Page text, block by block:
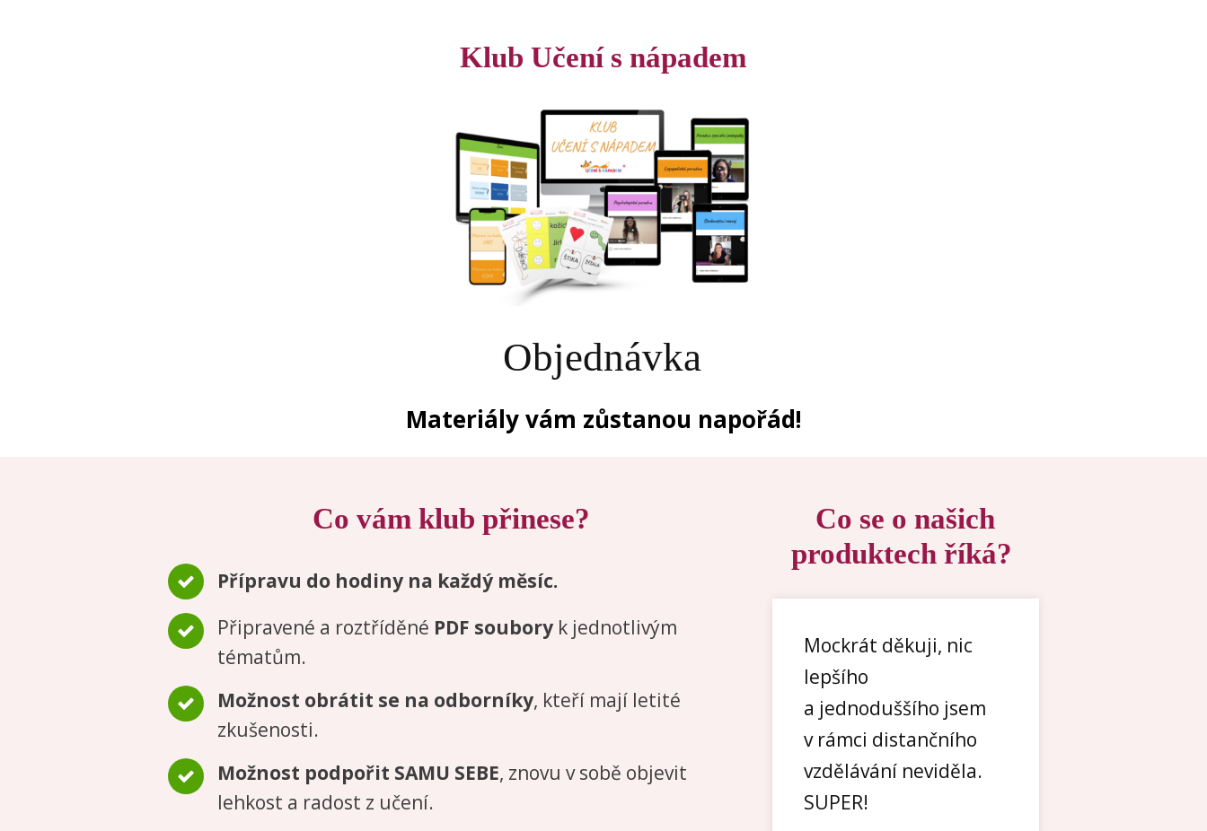
Klub Učení s nápadem
Objednávka
Materiály vám zůstanou napořád!
Co vám klub přinese?
Přípravu do hodiny na každý měsíc.
Připravené a roztříděné PDF soubory k jednotlivým
tématům.
Možnost obrátit se na odborníky, kteří mají letité
zkušenosti.
Možnost podpořit SAMU SEBE, znovu v sobě objevit
lehkost a radost z učení.
Co se o našich
produktech říká?
Mockrát děkuji, nic
lepšího
a jednoduššího jsem
v rámci distančního
vzdělávání neviděla.
SUPER!